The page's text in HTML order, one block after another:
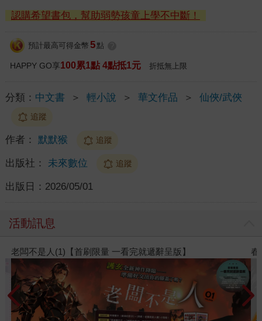
認購希望書包，幫助弱勢孩童上學不中斷！
預計最高可得金幣 5 點
HAPPY GO享100累1點 4點抵1元 折抵無上限
分類： 中文書 ＞ 輕小說 ＞ 華文作品 ＞ 仙俠/武俠
追蹤
作者： 默默猴 追蹤
出版社： 未來數位 追蹤
出版日： 2026/05/01
活動訊息
春光ｘ奇幻基地｜全書系展